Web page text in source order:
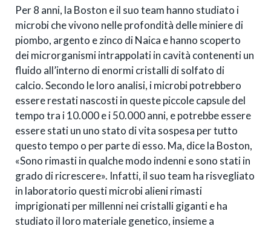
Per 8 anni, la Boston e il suo team hanno studiato i
microbi che vivono nelle profondità delle miniere di
piombo, argento e zinco di Naica e hanno scoperto
dei microrganismi intrappolati in cavità contenenti un
fluido all’interno di enormi cristalli di solfato di
calcio. Secondo le loro analisi, i microbi potrebbero
essere restati nascosti in queste piccole capsule del
tempo tra i 10.000 e i 50.000 anni, e potrebbe essere
essere stati un uno stato di vita sospesa per tutto
questo tempo o per parte di esso. Ma, dice la Boston,
«Sono rimasti in qualche modo indenni e sono stati in
grado di ricrescere». Infatti, il suo team ha risvegliato
in laboratorio questi microbi alieni rimasti
imprigionati per millenni nei cristalli giganti e ha
studiato il loro materiale genetico, insieme a